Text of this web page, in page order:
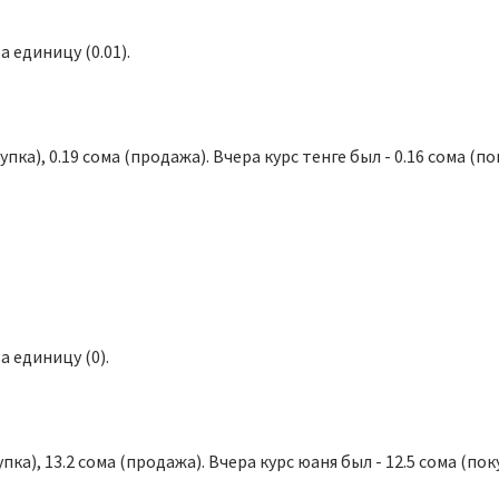
единицу (0.01).
0.19 сома (продажа). Вчера курс тенге был - 0.16 сома
единицу (0).
13.2 сома (продажа). Вчера курс юаня был - 12.5 сома